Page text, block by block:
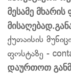
მესამე
ქუთაისის
ფოსტაზე -
დაურთოთ